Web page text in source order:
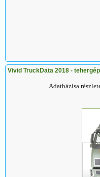
Vivid TruckData 2018 -
Adatbázisa